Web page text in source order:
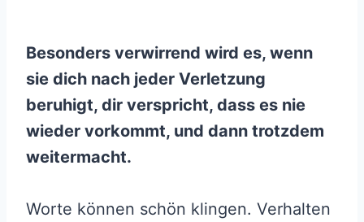
Besonders verwirrend wird es, wenn
sie dich nach jeder Verletzung
beruhigt, dir verspricht, dass es nie
wieder vorkommt, und dann trotzdem
weitermacht.
Worte können schön klingen. Verhalten